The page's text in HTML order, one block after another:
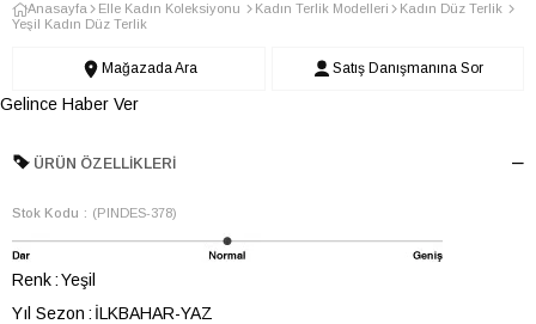
Anasayfa Elle Kadın Koleksiyonu Kadın Terlik Modelleri
Kadın Düz Terlik
Yeşil Kadın Düz Terlik
Mağazada Ara Satış Danışmanına Sor
Gelince Haber Ver
ÜRÜN ÖZELLIKLERI
Stok Kodu (PINDES-378)
Renk Yeşil
Yıl Sezon
İLKBAHAR-YAZ